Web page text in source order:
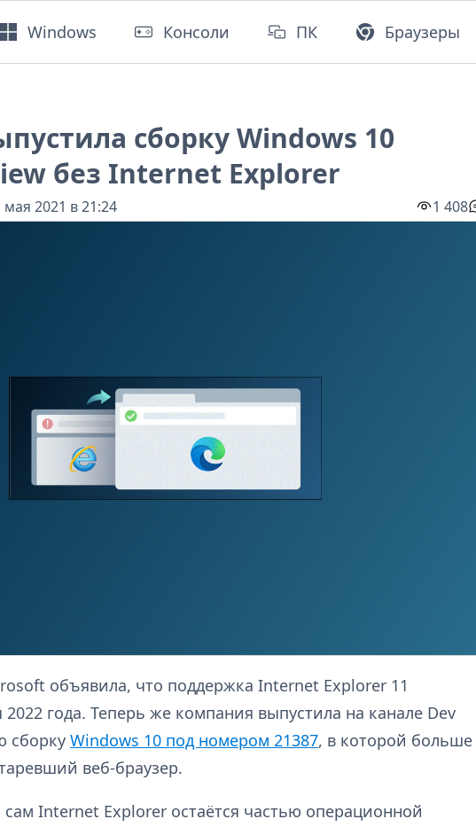
Windows Консоли ПК Браузеры
сборку Windows 10
без Internet Explorer
мая 2021 в 21:24 1 408
объявила, что поддержка Internet Explorer 11
года. Теперь же компания выпустила на канале Dev
сборку Windows 10 под номером 21387, в которой больше
веб-браузер.
сам Internet Explorer остаётся частью операционной